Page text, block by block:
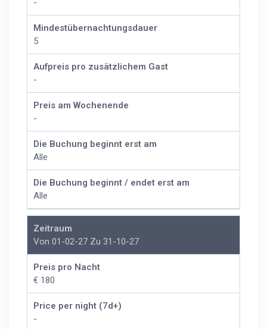
-
Mindestübernachtungsdauer
5
Aufpreis pro zusätzlichem Gast
-
Preis am Wochenende
-
Die Buchung beginnt erst am
Alle
Die Buchung beginnt / endet erst am
Alle
Zeitraum
Von 01-02-27 Zu 31-10-27
Preis pro Nacht
€ 180
Price per night (7d+)
-